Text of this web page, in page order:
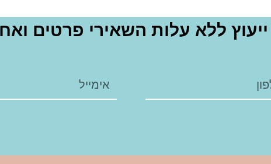
ללא עלות השאירי פרטים